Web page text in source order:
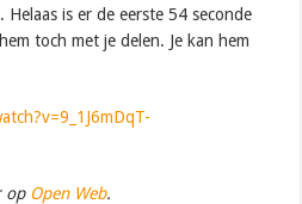
is er de eerste 54 seconde
toch met je delen. Je kan hem
op Open Web.